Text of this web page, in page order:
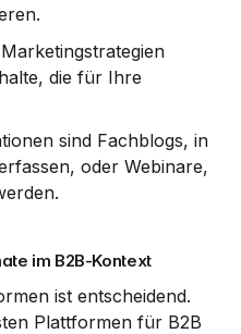
die für Ihre
sind Fachblogs, in
oder Webinare,
im B2B-Kontext
ist entscheidend.
Plattformen für B2B